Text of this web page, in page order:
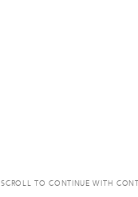
SCROLL TO CONTINUE WITH